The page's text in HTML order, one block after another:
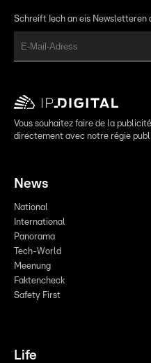
Schreift Iech an eis Newsletteren
Vous souhaitez faire de la
directement avec notre régie
News
National
International
Panorama
Tech-World
Meenung
Faktencheck
Safety First
Life